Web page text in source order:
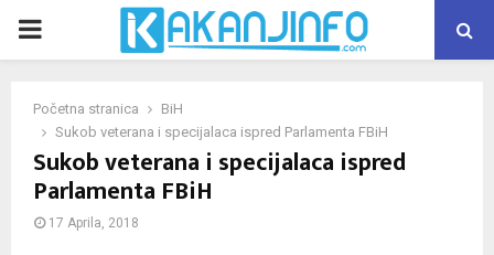
PRIMARY
Početna stranica
BiH
Sukob veterana i specijalaca ispred Parlamenta FBiH
Sukob veterana i specijalaca ispred
Parlamenta FBiH
17 Aprila, 2018